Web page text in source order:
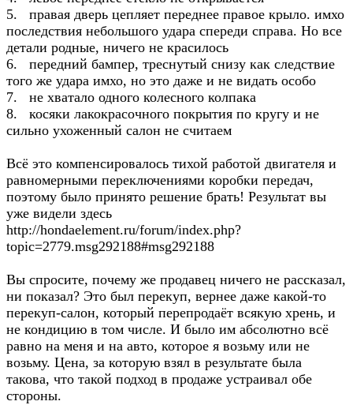
5. правая дверь цепляет переднее правое крыло. имхо
последствия небольшого удара спереди справа. Но все
детали родные, ничего не красилось
6. передний бампер, треснутый снизу как следствие
того же удара имхо, но это даже и не видать особо
7. не хватало одного колесного колпака
8. косяки лакокрасочного покрытия по кругу и не
сильно ухоженный салон не считаем
Всё это компенсировалось тихой работой двигателя и
равномерными переключениями коробки передач,
поэтому было принято решение брать! Результат вы
уже видели здесь
http://hondaelement.ru/forum/index.php?
topic=2779.msg292188#msg292188
Вы спросите, почему же продавец ничего не рассказал,
ни показал? Это был перекуп, вернее даже какой-то
перекуп-салон, который перепродаёт всякую хрень, и
не кондицию в том числе. И было им абсолютно всё
равно на меня и на авто, которое я возьму или не
возьму. Цена, за которую взял в результате была
такова, что такой подход в продаже устраивал обе
стороны.